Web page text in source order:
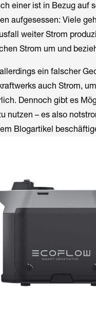
einer ist in Bezug auf
aufgesessen: Viele
weiter Strom
Strom um und
ein falscher
auch Strom,
Dennoch gibt es
nutzen – es also
Blogartikel